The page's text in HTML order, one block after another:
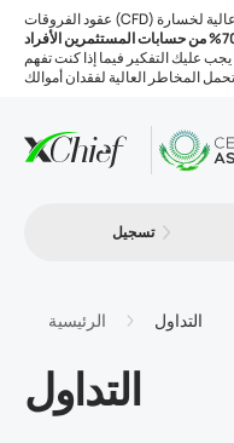
عقود الفروقات (CFD) هي أدوات مالية معقدة وتنطوي على مخاطر عالية لخسارة
تخسر 70.6% من حسابات المستثمرين الأفراد
يجب عليك التفكير فيما إذا كنت تفهم
المنصات
الأدوات
تسجيل
الرئيسية التداول
التداول